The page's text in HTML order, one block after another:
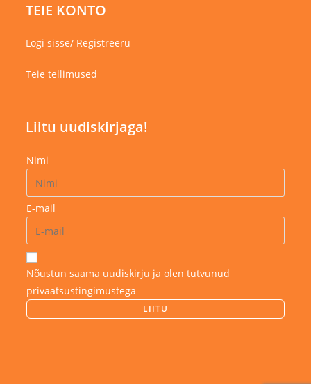
TEIE KONTO
Logi sisse/ Registreeru
Teie tellimused
Liitu uudiskirjaga!
Nimi
E-mail
Nõustun saama uudiskirju ja olen tutvunud
privaatsustingimustega